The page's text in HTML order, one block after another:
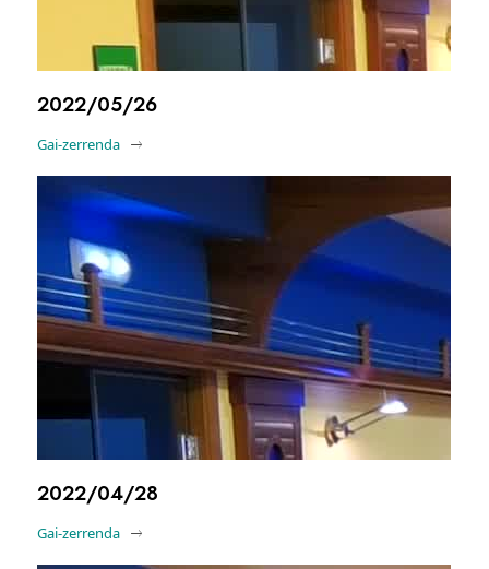
2022/05/26
Gai-zerrenda
2022/04/28
Gai-zerrenda